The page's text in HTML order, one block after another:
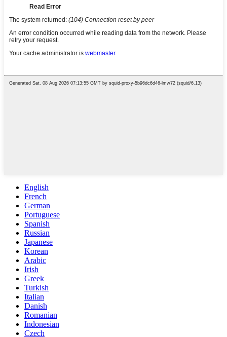
English
French
German
Portuguese
Spanish
Russian
Japanese
Korean
Arabic
Irish
Greek
Turkish
Italian
Danish
Romanian
Indonesian
Czech